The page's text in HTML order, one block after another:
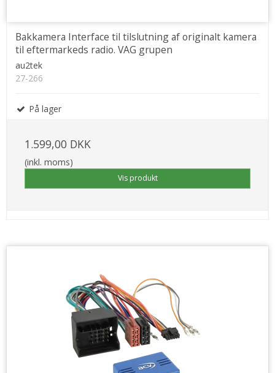
Bakkamera Interface til tilslutning af originalt kamera
til eftermarkeds radio. VAG grupen
au2tek
27-266
På lager
1.599,00 DKK
(inkl. moms)
Vis produkt